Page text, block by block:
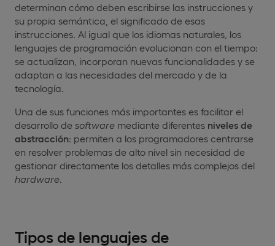
determinan cómo deben escribirse las instrucciones y
su propia semántica, el significado de esas
instrucciones. Al igual que los idiomas naturales, los
lenguajes de programación evolucionan con el tiempo:
se actualizan, incorporan nuevas funcionalidades y se
adaptan a las necesidades del mercado y de la
tecnología.
Una de sus funciones más importantes es facilitar el
desarrollo de software mediante diferentes niveles de
abstracción: permiten a los programadores centrarse
en resolver problemas de alto nivel sin necesidad de
gestionar directamente los detalles más complejos del
hardware
Tipos de lenguajes de